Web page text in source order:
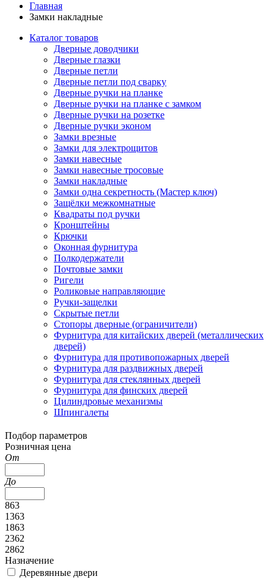
Главная
Замки накладные
Каталог товаров
Дверные доводчики
Дверные глазки
Дверные петли
Дверные петли под сварку
Дверные ручки на планке
Дверные ручки на планке с замком
Дверные ручки на розетке
Дверные ручки эконом
Замки врезные
Замки для электрощитов
Замки навесные
Замки навесные тросовые
Замки накладные
Замки одна секретность (Мастер ключ)
Защёлки межкомнатные
Квадраты под ручки
Кронштейны
Крючки
Оконная фурнитура
Полкодержатели
Почтовые замки
Ригели
Роликовые направляющие
Ручки-защелки
Скрытые петли
Стопоры дверные (ограничители)
Фурнитура для китайских дверей (металлических
дверей)
Фурнитура для противопожарных дверей
Фурнитура для раздвижных дверей
Фурнитура для стеклянных дверей
Фурнитура для финских дверей
Цилиндровые механизмы
Шпингалеты
Подбор параметров
Розничная цена
От
До
863
1363
1863
2362
2862
Назначение
Деревянные двери